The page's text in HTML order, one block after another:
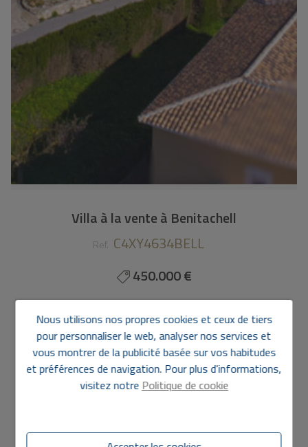
Villa à la vente à Benitachell
Ref. C4XY4634BELL
450.000 €
202 m2 2.419 m2 2 2
VillaàBenitachell - Centre
Cette finca traditionnelle est située sur un terrain
rustique de 2 800 m2, à quelques pas du centre de
salon spacieux, d'une cuisine entièrement équipée, d'une
Nous utilisons nos propres cookies et ceux de tiers
pour personnaliser le web, analyser nos services et
vous montrer de la publicité basée sur vos habitudes
et préférences de navigation. Pour plus d'informations,
visitez notre Politique de cookie